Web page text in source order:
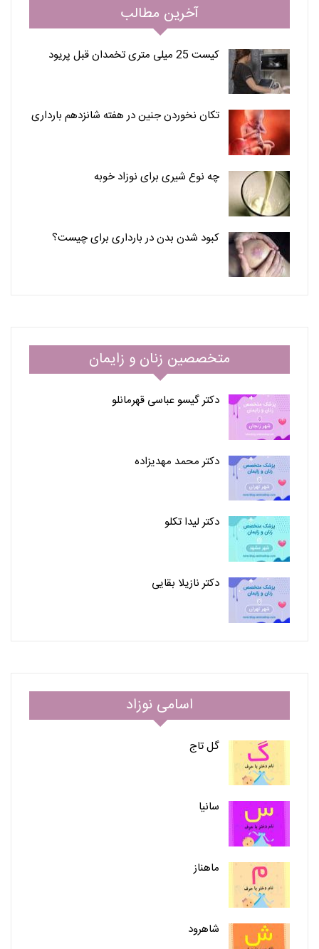
آخرین مطالب
کیست 25 میلی متری تخمدان قبل پریود
تکان نخوردن جنین در هفته شانزدهم بارداری
چه نوع شیری برای نوزاد خوبه
کبود شدن بدن در بارداری برای چیست؟
متخصصین زنان و زایمان
دکتر گیسو عباسی قهرمانلو
دکتر محمد مهدیزاده
دکتر لیدا تکلو
دکتر نازیلا بقایی
اسامی نوزاد
گل تاج
سانیا
ماهناز
شاهرود